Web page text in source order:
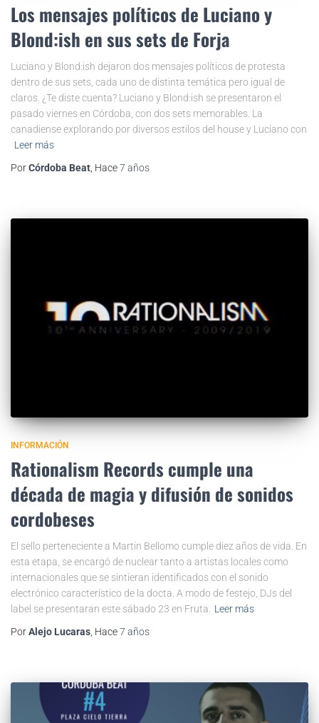
Los mensajes políticos de Luciano y
Blond:ish en sus sets de Forja
Luciano y Blond:ish dejaron dos mensajes políticos de protesta
dentro de sus sets, cada uno de distinta temática pero igual de
claros. ¿Te diste cuenta? Luciano y Blond:ish se presentaron el
pasado viernes en Córdoba, con dos sets memorables. La
canadiense explorando por diversos estilos del house y Luciano con
Leer más
PorCórdoba Beat, Hace7 años
INFORMACIÓN
Rationalism Records cumple una
década de magia y difusión de sonidos
cordobeses
El sello perteneciente a Martin Bellomo cumple diez años de vida. En
esta etapa, se encargó de nuclear tanto a artistas locales como
internacionales que se sintieran identificados con el sonido
electrónico característico de la docta. A modo de festejo, DJs del
label se presentaran este sábado 23 en Fruta.
Leer más
PorAlejo Lucaras , Hace7 años